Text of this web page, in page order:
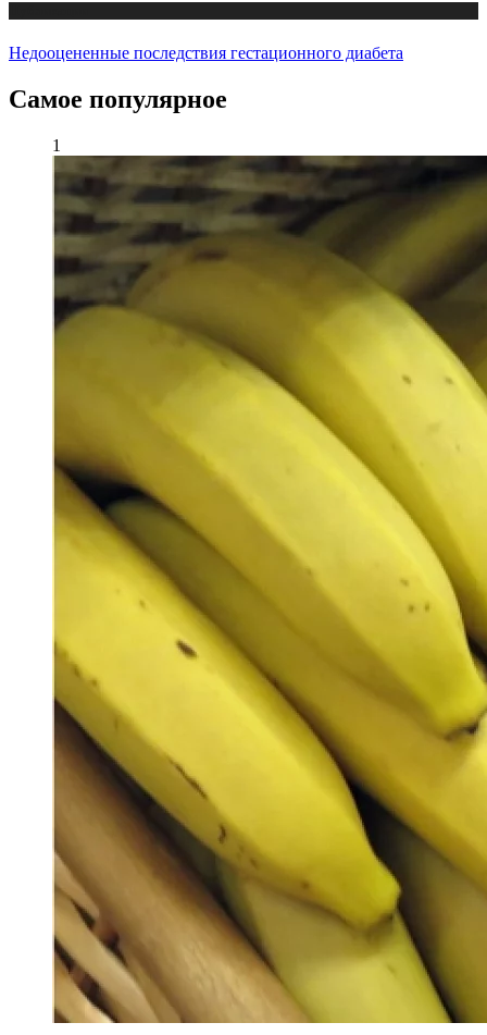
Недооцененные последствия гестационного диабета
Самое популярное
1